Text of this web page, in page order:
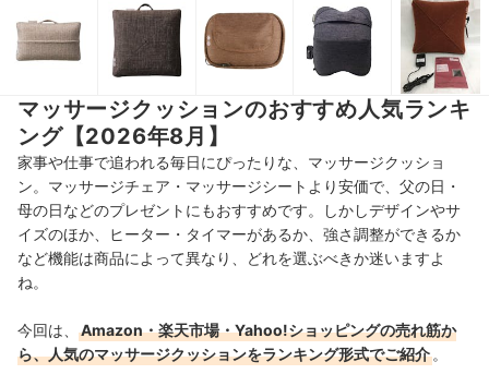
マッサージクッションのおすすめ人気ランキ
ング【2026年8月】
家事や仕事で追われる毎日にぴったりな、マッサージクッショ
ン。マッサージチェア・マッサージシートより安価で、父の日・
母の日などのプレゼントにもおすすめです。しかしデザインやサ
イズのほか、ヒーター・タイマーがあるか、強さ調整ができるか
など機能は商品によって異なり、どれを選ぶべきか迷いますよ
ね。
今回は、
Amazon・楽天市場・Yahoo!ショッピングの売れ筋か
ら、人気のマッサージクッションをランキング形式でご紹介 。